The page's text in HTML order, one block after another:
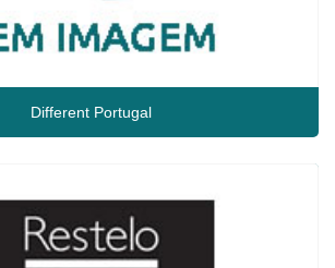
Different Portugal